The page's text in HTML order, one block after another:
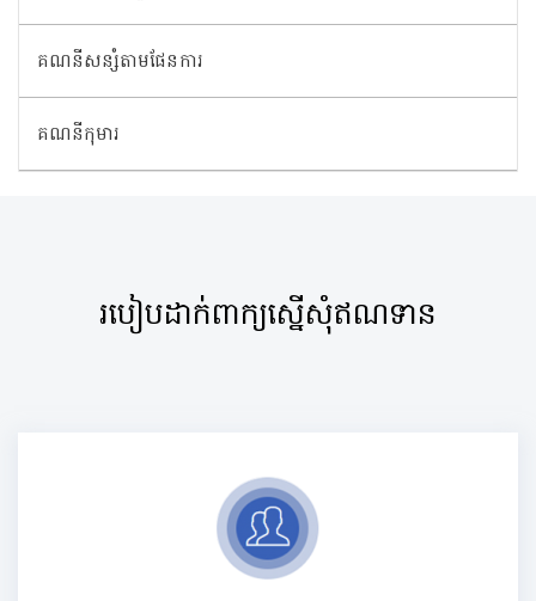
គណនីសន្សំតាមផែនការ
គណនីកុមារ
របៀបដាក់ពាក្យស្នើសុំឥណទាន